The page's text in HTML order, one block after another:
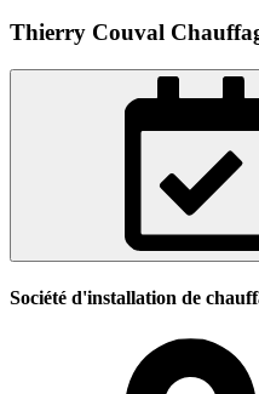
Thierry Couval
Société d'installation de